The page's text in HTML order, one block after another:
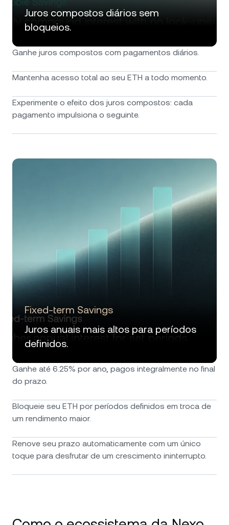
Juros compostos diários sem
bloqueios.
Ganhe juros compostos com pagamentos diários.
Mantenha acesso total ao seu ETH a todo momento.
Experimente o efeito dos juros compostos: cada
pagamento impulsiona o seguinte.
Fixed-term Savings
Juros anuais mais altos para períodos
definidos.
Ganhe até 6.25% por ano, pagos integralmente no final
do prazo.
Bloqueie seu ETH por períodos definidos em troca de
um rendimento maior.
Renove seu prazo automaticamente com um único
toque para desfrutar de um crescimento ininterrupto.